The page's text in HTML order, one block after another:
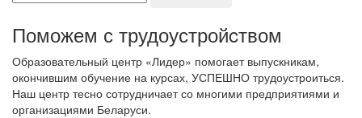
Поможем с трудоустройcтвом
Образовательный центр «Лидер» помогает выпускникам,
окончившим обучение на курсах, УСПЕШНО трудоустроиться.
Наш центр тесно сотрудничает со многими предприятиями и
организациями Беларуси.